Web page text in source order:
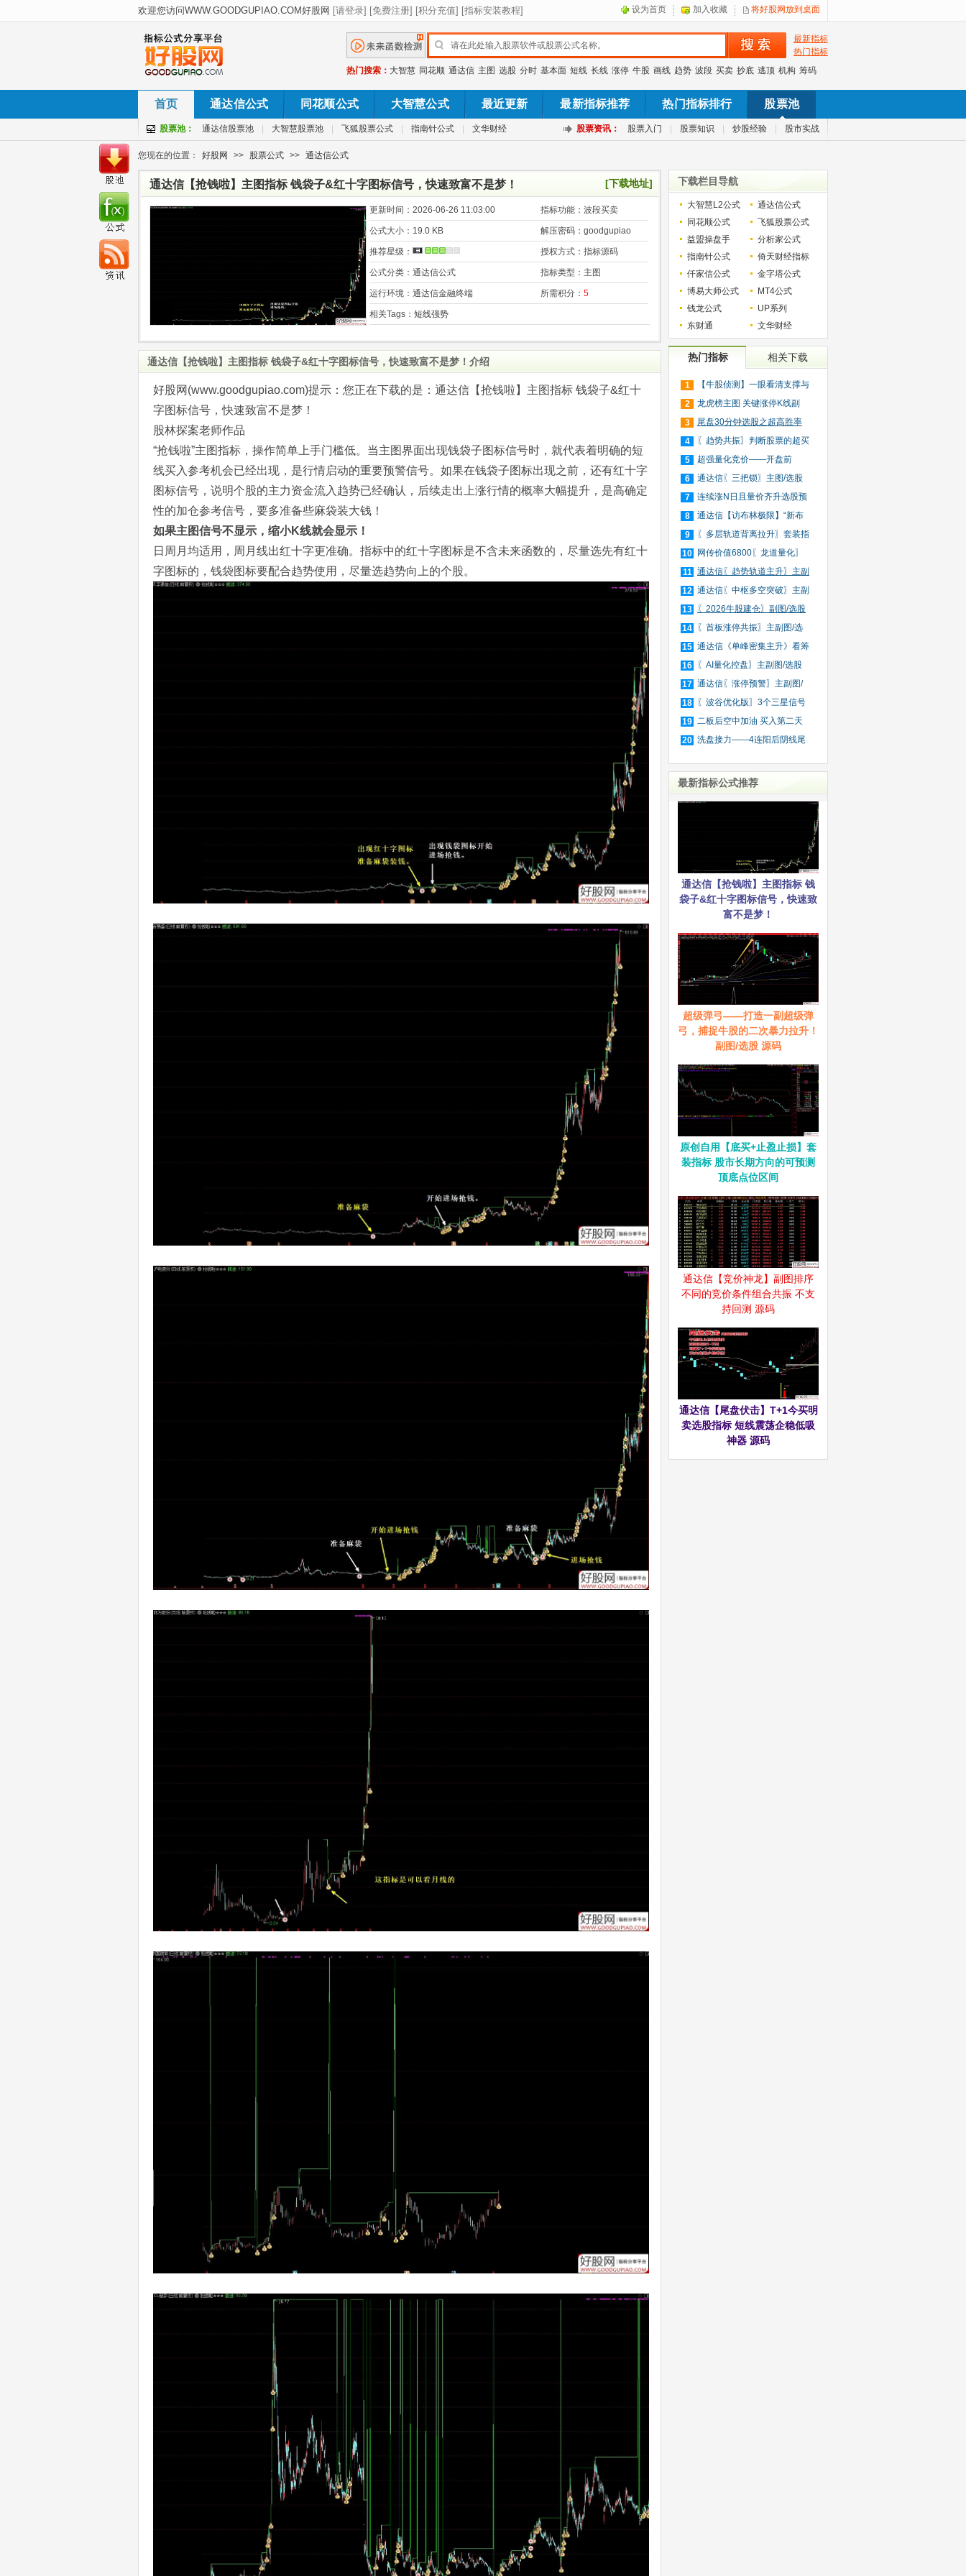
设为首页 加入收藏 将好股网放到桌面
最新指标
热门指标
热门搜索： 大智慧 同花顺 通达信 主图 选股 分时 基本面 短线 长线 涨停 牛股 画线 趋势 波段 买卖 抄底 逃顶 机构 筹码
首页 通达信公式 同花顺公式 大智慧公式 最近更新 最新指标推荐 热门指标排行 股票池
股票池： 通达信股票池 大智慧股票池 飞狐股票公式 指南针公式 文华财经 股票资讯： 股票入门 股票知识 炒股经验 股市实战
您现在的位置： 好股网 >> 股票公式 >> 通达信公式
通达信【抢钱啦】主图指标 钱袋子&红十字图标信号，快速致富不是梦！ [下载地址]
更新时间： 2026-06-26 11:03:00 指标功能： 波段买卖
公式大小： 19.0 KB 解压密码： goodgupiao
推荐星级： 授权方式： 指标源码
公式分类： 通达信公式 指标类型： 主图
运行环境： 通达信金融终端 所需积分： 5
相关Tags： 短线强势
通达信【抢钱啦】主图指标 钱袋子&红十字图标信号，快速致富不是梦！介绍
好股网(www.goodgupiao.com)提示：您正在下载的是：通达信【抢钱啦】主图指标 钱袋子&红十
字图标信号，快速致富不是梦！
股林探案老师作品
“抢钱啦”主图指标，操作简单上手门槛低。当主图界面出现钱袋子图标信号时，就代表着明确的短
线买入参考机会已经出现，是行情启动的重要预警信号。如果在钱袋子图标出现之前，还有红十字
图标信号，说明个股的主力资金流入趋势已经确认，后续走出上涨行情的概率大幅提升，是高确定
性的加仓参考信号，要多准备些麻袋装大钱！
如果主图信号不显示，缩小K线就会显示！
日周月均适用，周月线出红十字更准确。指标中的红十字图标是不含未来函数的，尽量选先有红十
字图标的，钱袋图标要配合趋势使用，尽量选趋势向上的个股。
下载栏目导航
大智慧L2公式
通达信公式
同花顺公式
飞狐股票公式
益盟操盘手
分析家公式
指南针公式
倚天财经指标
仟家信公式
金字塔公式
博易大师公式
MT4公式
钱龙公式
UP系列
东财通
文华财经
热门指标 相关下载
1
【牛股侦测】一眼看清支撑与
压
2
龙虎榜主图 关键涨停K线副
图/
3
尾盘30分钟选股之超高胜率
版（
4
〖趋势共振〗判断股票的超买
超
5
超强量化竞价——开盘前
（9:3
6
通达信〖三把锁〗主图/选股
短
7
连续涨N日且量价齐升选股预
警
8
通达信【访布林极限】“新布
林
9
〖多层轨道背离拉升〗套装指
标
10
网传价值6800〖龙道量化〗
擒龙
11 通达信〖趋势轨道主升〗主副
图
12 通达信〖中枢多空突破〗主副
图
13
〖2026牛股建仓〗副图/选股
适
14
〖首板涨停共振〗主副图/选
股
15 通达信《单峰密集主升》看筹
码
16
〖AI量化控盘〗主副图/选股
筛
17 通达信〖涨停预警〗主副图/
选
18
〖波谷优化版〗3个三星信号
捕
19 二板后空中加油 买入第二天
就
20 洗盘接力——4连阳后阴线尾
最新指标公式推荐
通达信【抢钱啦】主图指标 钱
袋子&红十字图标信号，快速致
富不是梦！
超级弹弓——打造一副超级弹
弓，捕捉牛股的二次暴力拉升！
副图/选股 源码
原创自用【底买+止盈止损】套
装指标 股市长期方向的可预测
顶底点位区间
通达信【竞价神龙】副图排序
不同的竞价条件组合共振 不支
持回测 源码
通达信【尾盘伏击】T+1今买明
卖选股指标 短线震荡企稳低吸
神器 源码